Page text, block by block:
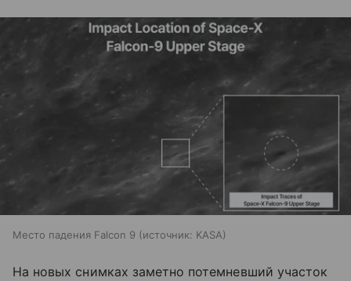
Место падения Falcon 9 источник: KASA
На новых снимках заметно потемневший участок